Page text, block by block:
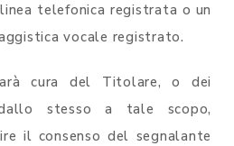
telefonica registrata o un
vocale registrato.
cura del Titolare, o dei
stesso a tale scopo,
il consenso del segnalante